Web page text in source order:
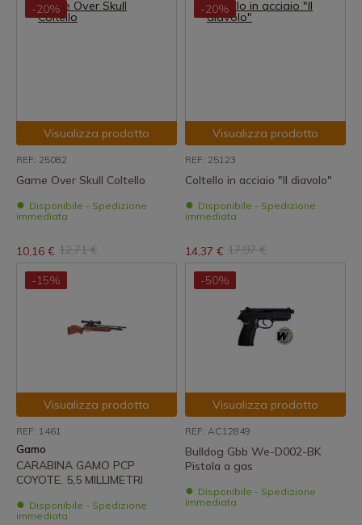
-20%
Visualizza prodotto
REF: 25082
Game Over Skull Coltello
Disponibile - Spedizione
immediata
10,16 € 12,71 €
-20%
Visualizza prodotto
REF: 25123
Coltello in acciaio "Il diavolo"
Disponibile - Spedizione
immediata
14,37 € 17,97 €
-15%
Visualizza prodotto
REF: 1461
Gamo
CARABINA GAMO PCP
COYOTE. 5,5 MILLIMETRI
Disponibile - Spedizione
immediata
-50%
Visualizza prodotto
REF: AC12849
Bulldog Gbb We-D002-BK
Pistola a gas
Disponibile - Spedizione
immediata